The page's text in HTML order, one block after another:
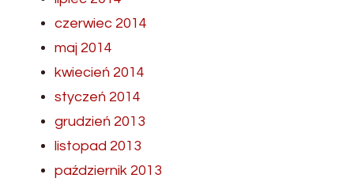
czerwiec 2014
maj 2014
kwiecień 2014
styczeń 2014
grudzień 2013
listopad 2013
październik 2013